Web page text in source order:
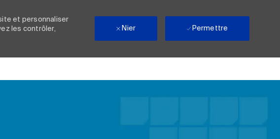
et personnaliser
les contrôler,
Nier Permettre